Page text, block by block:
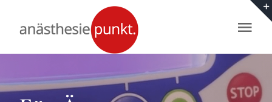
Inhalt
springen